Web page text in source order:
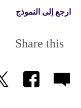
ارجع إلى النموذج
Share this